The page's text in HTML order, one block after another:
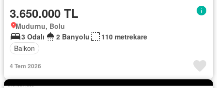
3.650.000 TL
Mudurnu, Bolu
3 Odalı
2 Banyolu
110 metrekare
Balkon
4 Tem 2026